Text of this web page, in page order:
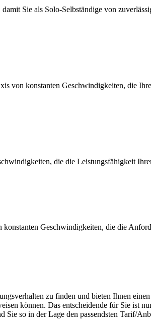
Sie als Solo-Selbständige von
von konstanten Geschwindigkeiten, die
die die Leistungsfähigkeit
Geschwindigkeiten, die die
zu finden und bieten Ihnen einen
können. Das entscheidende für Sie ist
Sie so in der Lage den passendsten Tarif/